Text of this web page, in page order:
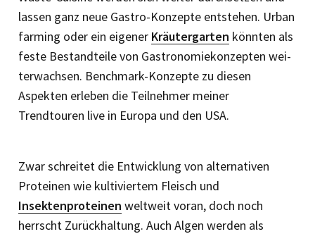
lassen ganz neue Gastro-Konzepte entstehen. Urban
farming oder ein eigener Kräuter­garten könnten als
feste Bestandteile von Gastronomiekonzepten wei­
terwachsen. Benchmark-Konzepte zu diesen
Aspekten erleben die Teilnehmer meiner
Trendtouren live in Europa und den USA.
Zwar schreitet die Entwicklung von alternativen
Proteinen wie kultiviertem Fleisch und
Insektenproteinen weltweit voran, doch noch
herrscht Zurückhaltung. Auch Algen werden als